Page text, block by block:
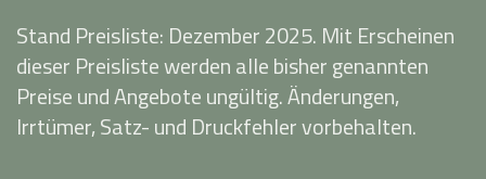
Stand Preisliste: Dezember 2025. Mit Erscheinen
dieser Preisliste werden alle bisher genannten
Preise und Angebote ungültig. Änderungen,
Irrtümer, Satz- und Druckfehler vorbehalten.